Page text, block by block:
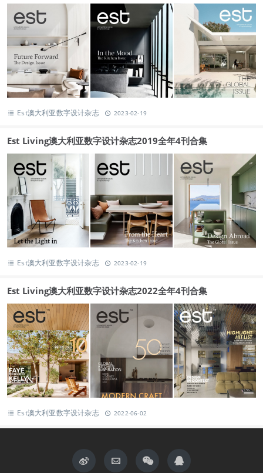
Est澳大利亚数字设计杂志 2023-02-19
Est Living澳大利亚数字设计杂志2019全年4刊合集
Est澳大利亚数字设计杂志 2023-02-19
Est Living澳大利亚数字设计杂志2022全年4刊合集
Est澳大利亚数字设计杂志 2022-06-02